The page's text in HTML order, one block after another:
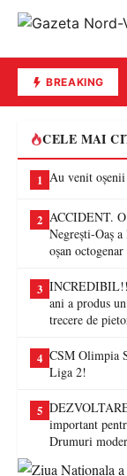
BREAKING
CELE MAI
1 Au venit
2 ACCIDENT.
Negrești-Oaș
oșan octogenar
3
ani a produs
trecere de
4 CSM Olimpia
Liga 2!
5
important
Drumuri